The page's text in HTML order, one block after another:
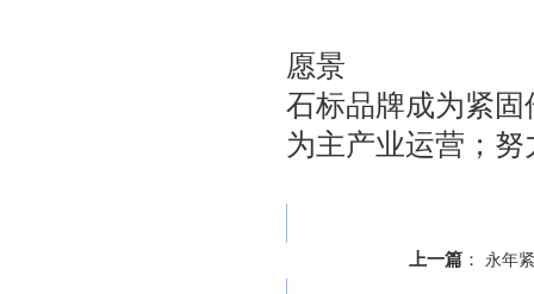
愿景
石标品牌成为紧
为主产业运营；
上一篇 ： 永年